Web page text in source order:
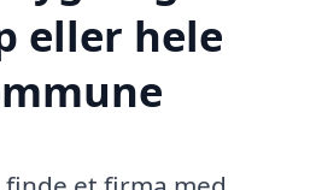
eller hele